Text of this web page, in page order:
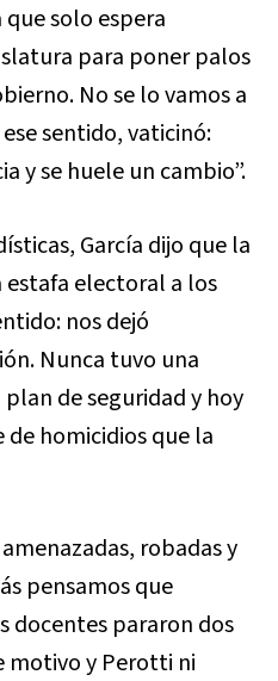
solo espera
para poner palos
No se lo vamos a
sentido, vaticinó:
y se huele un cambio”.
García dijo que la
electoral a los
nos dejó
Nunca tuvo una
de seguridad y hoy
homicidios que la
robadas y
pensamos que
docentes pararon dos
motivo y Perotti ni